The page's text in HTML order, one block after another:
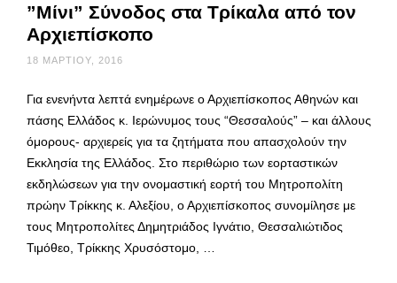
”Μίνι” Σύνοδος στα Τρίκαλα από τον
Αρχιεπίσκοπο
18 ΜΑΡΤΊΟΥ, 2016
Για ενενήντα λεπτά ενημέρωνε ο Αρχιεπίσκοπος Αθηνών και
πάσης Ελλάδος κ. Ιερώνυμος τους “Θεσσαλούς” – και άλλους
όμορους- αρχιερείς για τα ζητήματα που απασχολούν την
Εκκλησία της Ελλάδος. Στο περιθώριο των εορταστικών
εκδηλώσεων για την ονομαστική εορτή του Μητροπολίτη
πρώην Τρίκκης κ. Αλεξίου, ο Αρχιεπίσκοπος συνομίλησε με
τους Μητροπολίτες Δημητριάδος Ιγνάτιο, Θεσσαλιώτιδος
Τιμόθεο, Τρίκκης Χρυσόστομο, …